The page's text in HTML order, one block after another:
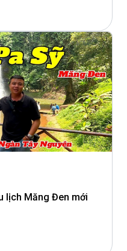
lịch Măng Đen mới